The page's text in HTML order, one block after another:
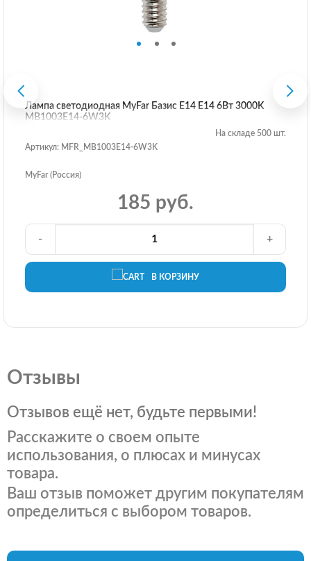
Лампа светодиодная MyFar Базис E14 E14 6Вт 3000K
MB1003E14-6W3K
На складе 500 шт.
Артикул: MFR_MB1003E14-6W3K
MyFar (Россия)
185 руб.
В КОРЗИНУ
- +
Отзывы
Отзывов ещё нет, будьте первыми!
Расскажите о своем опыте
использования, о плюсах и минусах
товара.
Ваш отзыв поможет другим покупателям
определиться с выбором товаров.